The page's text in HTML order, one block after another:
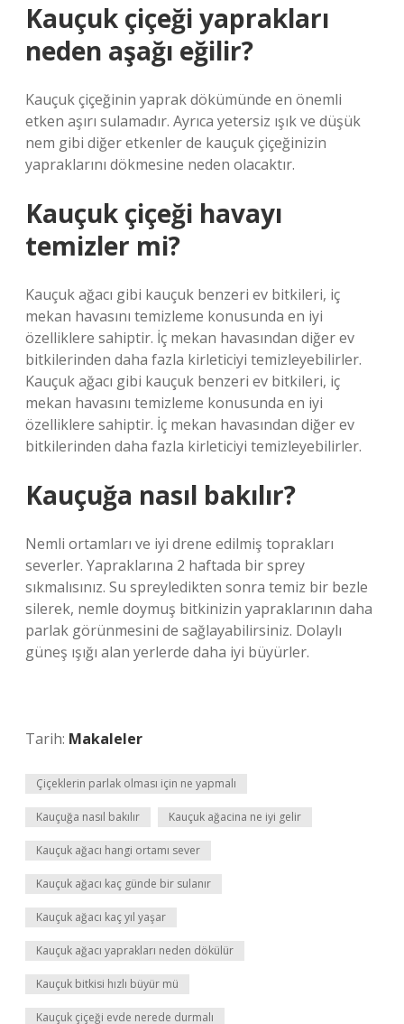
Kauçuk çiçeği yaprakları
neden aşağı eğilir?
Kauçuk çiçeğinin yaprak dökümünde en önemli
etken aşırı sulamadır. Ayrıca yetersiz ışık ve düşük
nem gibi diğer etkenler de kauçuk çiçeğinizin
yapraklarını dökmesine neden olacaktır.
Kauçuk çiçeği havayı
temizler mi?
Kauçuk ağacı gibi kauçuk benzeri ev bitkileri, iç
mekan havasını temizleme konusunda en iyi
özelliklere sahiptir. İç mekan havasından diğer ev
bitkilerinden daha fazla kirleticiyi temizleyebilirler.
Kauçuk ağacı gibi kauçuk benzeri ev bitkileri, iç
mekan havasını temizleme konusunda en iyi
özelliklere sahiptir. İç mekan havasından diğer ev
bitkilerinden daha fazla kirleticiyi temizleyebilirler.
Kauçuğa nasıl bakılır?
Nemli ortamları ve iyi drene edilmiş toprakları
severler. Yapraklarına 2 haftada bir sprey
sıkmalısınız. Su spreyledikten sonra temiz bir bezle
silerek, nemle doymuş bitkinizin yapraklarının daha
parlak görünmesini de sağlayabilirsiniz. Dolaylı
güneş ışığı alan yerlerde daha iyi büyürler.
Tarih: Makaleler
Çiçeklerin parlak olması için ne yapmalı
Kauçuğa nasıl bakılır Kauçuk ağacina ne iyi gelir
Kauçuk ağacı hangi ortamı sever
Kauçuk ağacı kaç günde bir sulanır
Kauçuk ağacı kaç yıl yaşar
Kauçuk ağacı yaprakları neden dökülür
Kauçuk bitkisi hızlı büyür mü
Kauçuk çiçeği evde nerede durmalı